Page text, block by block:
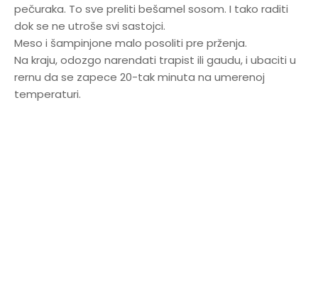
pečuraka. To sve preliti bešamel sosom. I tako raditi
dok se ne utroše svi sastojci.
Meso i šampinjone malo posoliti pre prženja.
Na kraju, odozgo narendati trapist ili gaudu, i ubaciti u
rernu da se zapece 20-tak minuta na umerenoj
temperaturi.